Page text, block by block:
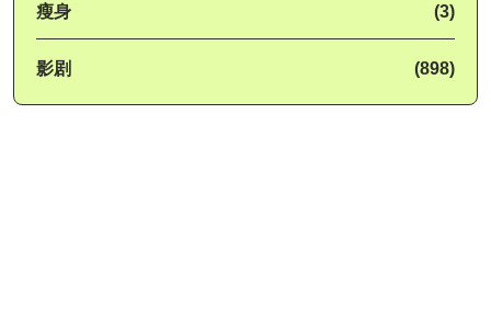
瘦身 (3)
影剧 (898)